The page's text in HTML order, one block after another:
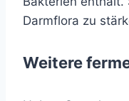
Darmflora zu
Weitere